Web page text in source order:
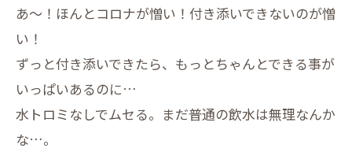
あ～！ほんとコロナが憎い！付き添いできないのが憎
い！
ずっと付き添いできたら、もっとちゃんとできる事が
いっぱいあるのに…
水トロミなしでムセる。まだ普通の飲水は無理なんか
な…。